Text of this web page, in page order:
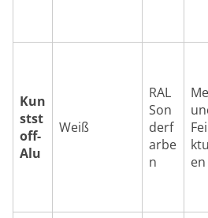
Kun
stst
off-
Alu
Weiß
RAL
Son
derf
arbe
n
en